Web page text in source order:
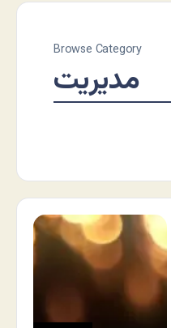
Browse Category
مديريت